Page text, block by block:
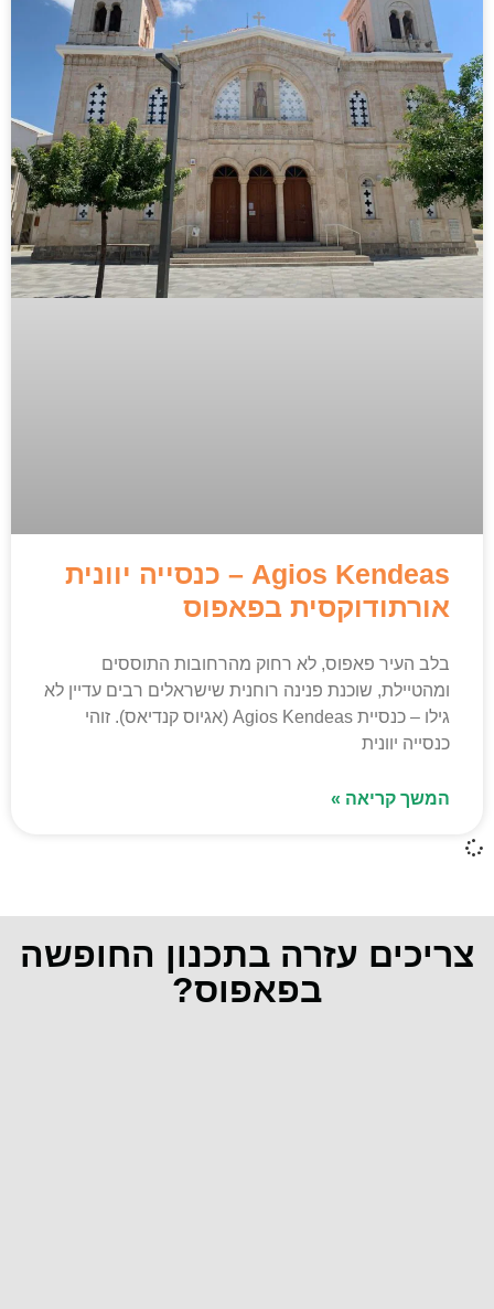
Agios Kendeas – כנסייה יוונית
אורתודוקסית בפאפוס
בלב העיר פאפוס, לא רחוק מהרחובות התוססים
ומהטיילת, שוכנת פנינה רוחנית שישראלים רבים עדיין לא
גילו – כנסיית Agios Kendeas (אגיוס קנדיאס). זוהי
כנסייה יוונית
המשך קריאה »
צריכים עזרה בתכנון החופשה
בפאפוס?